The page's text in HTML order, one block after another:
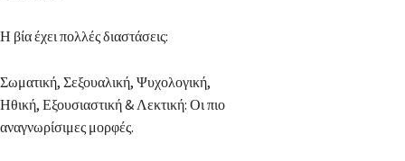
Η βία έχει πολλές διαστάσεις:
Σωματική, Σεξουαλική, Ψυχολογική,
Ηθική, Εξουσιαστική & Λεκτική: Οι πιο
αναγνωρίσιμες μορφές.